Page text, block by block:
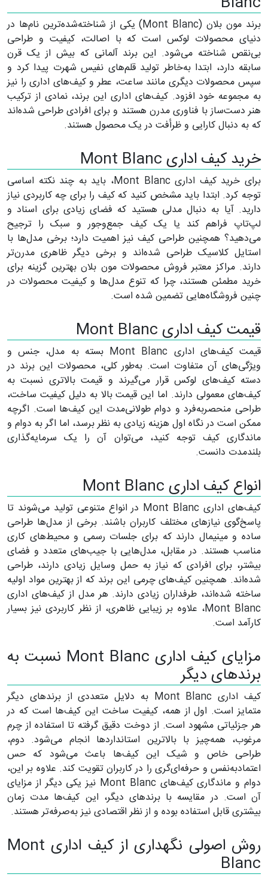
برند مون بلان (Mont Blanc) یکی از شناخته‌شده‌ترین نام‌ها در
دنیای محصولات لوکس است که با اصالت، کیفیت و طراحی
بی‌نقص شناخته می‌شود. این برند آلمانی که بیش از یک قرن
سابقه دارد، ابتدا به‌خاطر تولید قلم‌های نفیس شهرت پیدا کرد و
سپس محصولات دیگری مانند ساعت، عطر و کیف‌های اداری را نیز
به مجموعه خود افزود. کیف‌های اداری این برند، نمادی از ترکیب
هنر دست‌ساز با فناوری مدرن هستند و برای افرادی طراحی شده‌اند
که به دنبال کارایی و ظرأفت در یک محصول هستند.
خرید کیف اداری Mont Blanc
برای خرید کیف اداری Mont Blanc، باید به چند نکته اساسی
توجه کرد. ابتدا باید مشخص کنید که کیف را برای چه کاربردی نیاز
دارید. آیا به دنبال مدلی هستید که فضای زیادی برای اسناد و
لپ‌تاپ فراهم کند یا یک کیف جمع‌وجور و سبک را ترجیح
می‌دهید؟ همچنین طراحی کیف نیز اهمیت دارد؛ برخی مدل‌ها با
استایل کلاسیک طراحی شده‌اند و برخی دیگر ظاهری مدرن‌تر
دارند. مراکز معتبر فروش محصولات مون بلان بهترین گزینه برای
خرید مطمئن هستند، چرا که تنوع مدل‌ها و کیفیت محصولات در
چنین فروشگاه‌هایی تضمین شده است.
قیمت کیف اداری Mont Blanc
قیمت کیف‌های اداری Mont Blanc بسته به مدل، جنس و
ویژگی‌های آن متفاوت است. به‌طور کلی، محصولات این برند در
دسته کیف‌های لوکس قرار می‌گیرند و قیمت بالاتری نسبت به
کیف‌های معمولی دارند. اما این قیمت بالا به دلیل کیفیت ساخت،
طراحی منحصر‌به‌فرد و دوام طولانی‌مدت این کیف‌ها است. اگرچه
ممکن است در نگاه اول هزینه زیادی به نظر برسد، اما اگر به دوام و
ماندگاری کیف توجه کنید، می‌توان آن را یک سرمایه‌گذاری
بلندمدت دانست.
انواع کیف اداری Mont Blanc
کیف‌های اداری Mont Blanc در انواع متنوعی تولید می‌شوند تا
پاسخ‌گوی نیاز‌های مختلف کاربران باشند. برخی از مدل‌ها طراحی
ساده و مینیمال دارند که برای جلسات رسمی و محیط‌های کاری
مناسب هستند. در مقابل، مدل‌هایی با جیب‌های متعدد و فضای
بیشتر، برای افرادی که نیاز به حمل وسایل زیادی دارند، طراحی
شده‌اند. همچنین کیف‌های چرمی این برند که از بهترین مواد اولیه
ساخته شده‌اند، طرفداران زیادی دارند. هر مدل از کیف‌های اداری
Mont Blanc، علاوه بر زیبایی ظاهری، از نظر کاربردی نیز بسیار
کارآمد است.
مزایای کیف اداری Mont Blanc نسبت به
برند‌های دیگر
کیف اداری Mont Blanc به دلایل متعددی از برند‌های دیگر
متمایز است. اول از همه، کیفیت ساخت این کیف‌ها است که در
هر جزئیاتی مشهود است. از دوخت دقیق گرفته تا استفاده از چرم
مرغوب، همه‌چیز با بالاترین استاندارد‌ها انجام می‌شود. دوم،
طراحی خاص و شیک این کیف‌ها باعث می‌شود که حس
اعتماد‌به‌نفس و حرفه‌ای‌گری را در کاربران تقویت کند. علاوه بر این،
دوام و ماندگاری کیف‌های Mont Blanc نیز یکی دیگر از مزایای
آن است. در مقایسه با برند‌های دیگر، این کیف‌ها مدت زمان
بیشتری قابل استفاده بوده و از نظر اقتصادی نیز به‌صرفه‌تر هستند.
روش اصولی نگهداری از کیف اداری Mont
Blanc